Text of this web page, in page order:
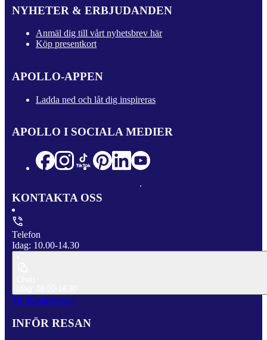
NYHETER & ERBJUDANDEN
Anmäl dig till vårt nyhetsbrev här
Köp presentkort
APOLLO-APPEN
Ladda ned och låt dig inspireras
APOLLO I SOCIALA MEDIER
KONTAKTA OSS
Telefon
Idag: 10.00-14.30
Till Kundservice
INFÖR RESAN